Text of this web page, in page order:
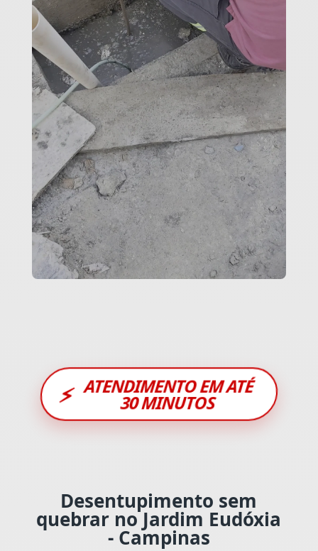
⚡ ATENDIMENTO EM ATÉ
30 MINUTOS
Desentupimento sem
quebrar no Jardim Eudóxia
- Campinas